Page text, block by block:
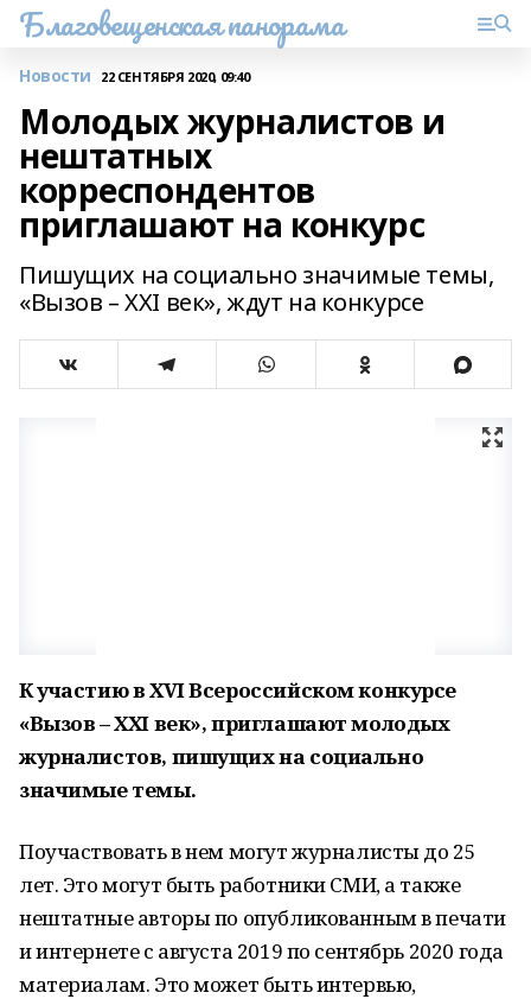
Благовещенская панорама
Новости 22 СЕНТЯБРЯ 2020, 09:40
Молодых журналистов и
нештатных
корреспондентов
приглашают на конкурс
Пишущих на социально значимые темы,
«Вызов – XXI век», ждут на конкурсе
К участию в XVI Всероссийском конкурсе
«Вызов – XXI век», приглашают молодых
журналистов, пишущих на социально
значимые темы.
Поучаствовать в нем могут журналисты до 25
лет. Это могут быть работники СМИ, а также
нештатные авторы по опубликованным в печати
и интернете с августа 2019 по сентябрь 2020 года
материалам. Это может быть интервью,